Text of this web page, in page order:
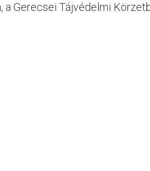
Gerecsei Tájvédelmi